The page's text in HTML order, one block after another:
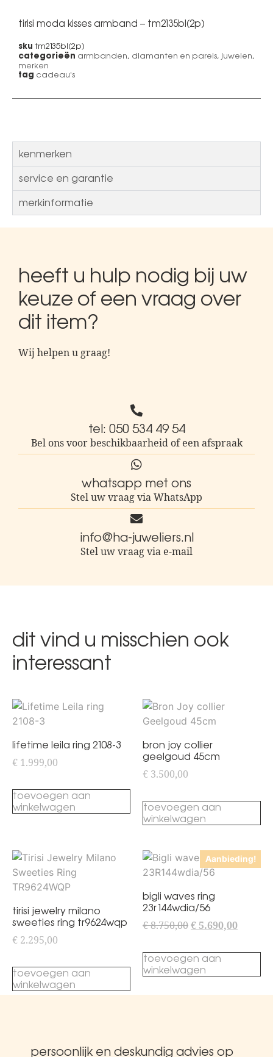
tirisi moda kisses armband – tm2135bl(2p)
sku tm2135bl(2p)
categorieën armbanden, diamanten en parels, juwelen,
merken
tag cadeau's
kenmerken
service en garantie
merkinformatie
heeft u hulp nodig bij uw
keuze of een vraag over
dit item?
Wij helpen u graag!
tel: 050 534 49 54
Bel ons voor beschikbaarheid of een afspraak
whatsapp met ons
Stel uw vraag via WhatsApp
info@ha-juweliers.nl
Stel uw vraag via e-mail
dit vind u misschien ook
interessant
lifetime leila ring 2108-3
€ 1.999,00
toevoegen aan
winkelwagen
bron joy collier
geelgoud 45cm
€ 3.500,00
toevoegen aan
winkelwagen
tirisi jewelry milano
sweeties ring tr9624wqp
€ 2.295,00
toevoegen aan
winkelwagen
Aanbieding!
bigli waves ring
23r144wdia/56
€8.750,00€ 5.690,00
toevoegen aan
winkelwagen
persoonlijk en deskundig advies op